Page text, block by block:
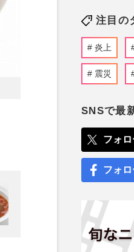
注目の
炎上
震災
SNSで最
フォ
フォ